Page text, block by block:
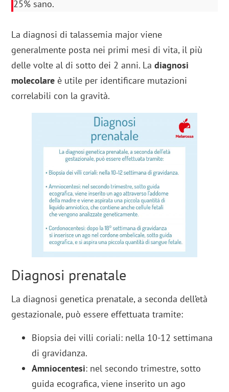
25% sano.
La diagnosi di talassemia major viene
generalmente posta nei primi mesi di vita, il più
delle volte al di sotto dei 2 anni. Ladiagnosi
molecolare è utile per identificare mutazioni
correlabili con la gravità.
Diagnosi prenatale
La diagnosi genetica prenatale, a seconda dell’età
gestazionale, può essere effettuata tramite:
Biopsia dei villi coriali: nella 10-12 settimana
di gravidanza.
Amniocentesi: nel secondo trimestre, sotto
guida ecografica, viene inserito un ago